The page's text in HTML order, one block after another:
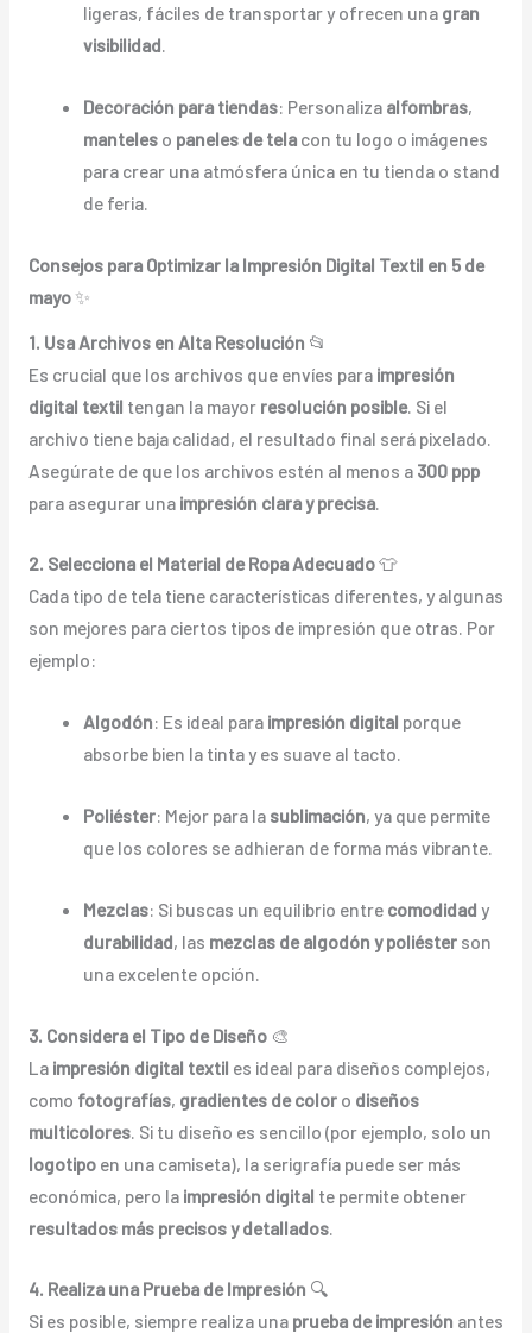
ligeras, fáciles de transportar y ofrecen una gran
visibilidad.
Decoración para tiendas: Personaliza alfombras,
manteles o paneles de tela con tu logo o imágenes
para crear una atmósfera única en tu tienda o stand
de feria.
Consejos para Optimizar la Impresión Digital Textil en 5 de
mayo✨
1. Usa Archivos en Alta Resolución 📂
Es crucial que los archivos que envíes para impresión
digital textil tengan la mayor resolución posible. Si el
archivo tiene baja calidad, el resultado final será pixelado.
Asegúrate de que los archivos estén al menos a 300 ppp
para asegurar una impresión clara y precisa.
2. Selecciona el Material de Ropa Adecuado👕
Cada tipo de tela tiene características diferentes, y algunas
son mejores para ciertos tipos de impresión que otras. Por
ejemplo:
Algodón: Es ideal para impresión digital porque
absorbe bien la tinta y es suave al tacto.
Poliéster: Mejor para la sublimación, ya que permite
que los colores se adhieran de forma más vibrante.
Mezclas: Si buscas un equilibrio entre comodidad y
durabilidad, las mezclas de algodón y poliéster son
una excelente opción.
3. Considera el Tipo de Diseño🎨
La impresión digital textil es ideal para diseños complejos,
como fotografías, gradientes de coloro diseños
multicolores. Si tu diseño es sencillo (por ejemplo, solo un
logotipoen una camiseta), la serigrafía puede ser más
económica, pero la impresión digital te permite obtener
resultados más precisos y detallados.
4. Realiza una Prueba de Impresión 🔍
Si es posible, siempre realiza una prueba de impresión antes